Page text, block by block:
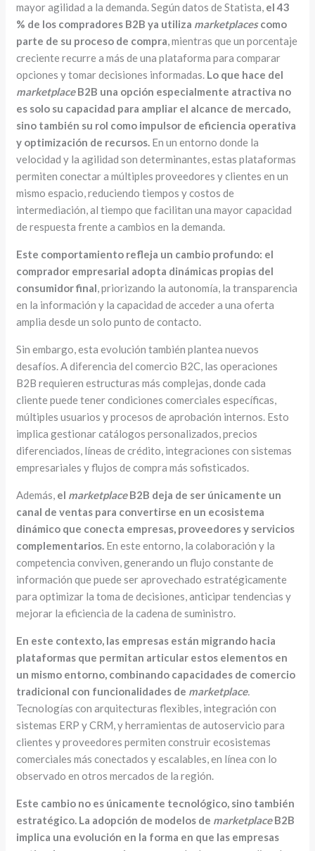
mayor agilidad a la demanda. Según datos de Statista, el 43
% de los compradores B2B ya utiliza marketplacescomo
parte de su proceso de compra, mientras que un porcentaje
creciente recurre a más de una plataforma para comparar
opciones y tomar decisiones informadas. Lo que hace del
marketplaceB2B una opción especialmente atractiva no
es solo su capacidad para ampliar el alcance de mercado,
sino también su rol como impulsor de eficiencia operativa
y optimización de recursos. En un entorno donde la
velocidad y la agilidad son determinantes, estas plataformas
permiten conectar a múltiples proveedores y clientes en un
mismo espacio, reduciendo tiempos y costos de
intermediación, al tiempo que facilitan una mayor capacidad
de respuesta frente a cambios en la demanda.
Este comportamiento refleja un cambio profundo: el
comprador empresarial adopta dinámicas propias del
consumidor final, priorizando la autonomía, la transparencia
en la información y la capacidad de acceder a una oferta
amplia desde un solo punto de contacto.
Sin embargo, esta evolución también plantea nuevos
desafíos. A diferencia del comercio B2C, las operaciones
B2B requieren estructuras más complejas, donde cada
cliente puede tener condiciones comerciales específicas,
múltiples usuarios y procesos de aprobación internos. Esto
implica gestionar catálogos personalizados, precios
diferenciados, líneas de crédito, integraciones con sistemas
empresariales y flujos de compra más sofisticados.
Además, el marketplaceB2B deja de ser únicamente un
canal de ventas para convertirse en un ecosistema
dinámico que conecta empresas, proveedores y servicios
complementarios. En este entorno, la colaboración y la
competencia conviven, generando un flujo constante de
información que puede ser aprovechado estratégicamente
para optimizar la toma de decisiones, anticipar tendencias y
mejorar la eficiencia de la cadena de suministro.
En este contexto, las empresas están migrando hacia
plataformas que permitan articular estos elementos en
un mismo entorno, combinando capacidades de comercio
tradicional con funcionalidades de marketplace.
Tecnologías con arquitecturas flexibles, integración con
sistemas ERP y CRM, y herramientas de autoservicio para
clientes y proveedores permiten construir ecosistemas
comerciales más conectados y escalables, en línea con lo
observado en otros mercados de la región.
Este cambio no es únicamente tecnológico, sino también
estratégico. La adopción de modelos de marketplaceB2B
implica una evolución en la forma en que las empresas